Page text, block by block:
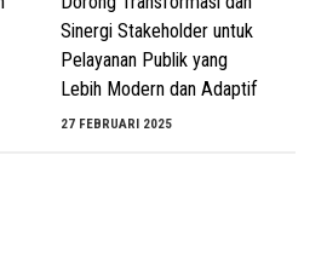
Sinergi Stakeholder untuk
Pelayanan Publik yang
Lebih Modern dan Adaptif
27 FEBRUARI 2025